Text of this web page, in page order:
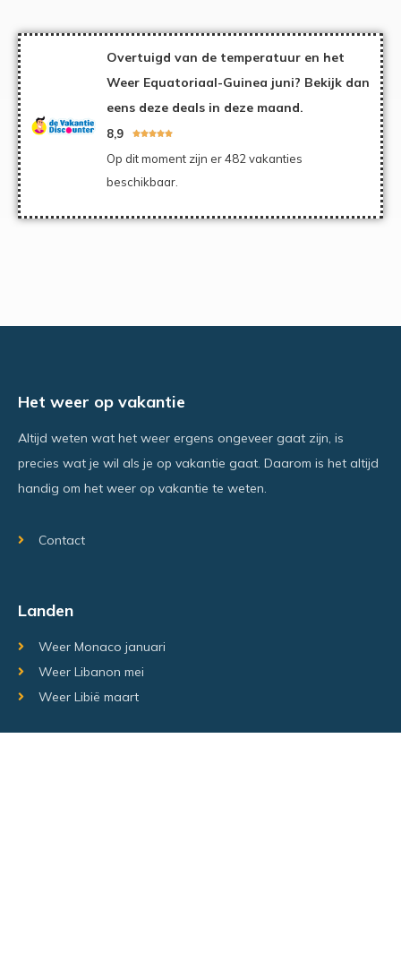
Overtuigd van de temperatuur en het
Weer Equatoriaal-Guinea juni? Bekijk dan
eens deze deals in deze maand.
8,9 
Op dit moment zijn er 482 vakanties
beschikbaar.
Het weer op vakantie
Altijd weten wat het weer ergens ongeveer gaat zijn, is
precies wat je wil als je op vakantie gaat. Daarom is het altijd
handig om het weer op vakantie te weten.
Contact
Landen
Weer Monaco januari
Weer Libanon mei
Weer Libië maart